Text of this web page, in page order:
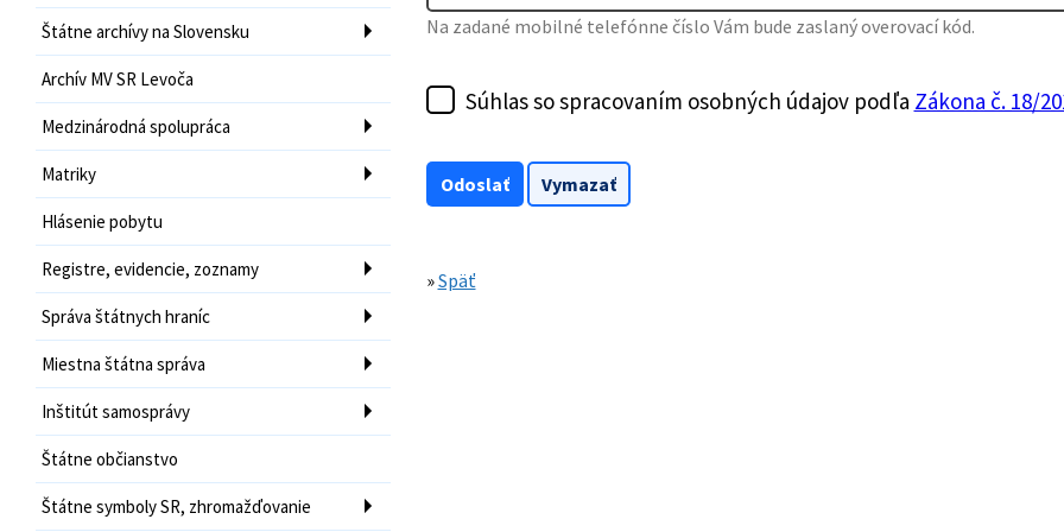
Štátne archívy na Slovensku
Archív MV SR Levoča
Medzinárodná spolupráca
Matriky
Hlásenie pobytu
Registre, evidencie, zoznamy
Správa štátnych hraníc
Miestna štátna správa
Inštitút samosprávy
Štátne občianstvo
Štátne symboly SR, zhromažďovanie
Na zadané mobilné telefónne číslo Vám bude zaslaný overovací kód.
Súhlas so spracovaním osobných údajov podľa Zákona č. 18/
»Späť